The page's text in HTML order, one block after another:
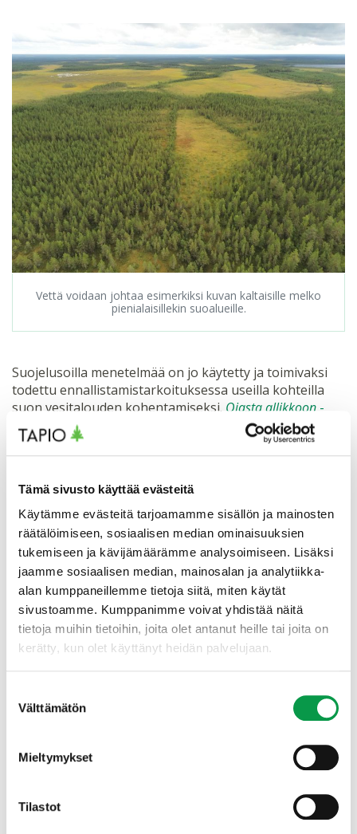
Tämä sivusto käyttää evästeitä
Käytämme evästeitä tarjoamamme sisällön ja mainosten
räätälöimiseen, sosiaalisen median ominaisuuksien
tukemiseen ja kävijämäärämme analysoimiseen. Lisäksi
jaamme sosiaalisen median, mainosalan ja analytiikka-
alan kumppaneillemme tietoja siitä, miten käytät
sivustoamme. Kumppanimme voivat yhdistää näitä
tietoja muihin tietoihin, joita olet antanut heille tai joita on
kerätty, kun olet käyttänyt heidän palvelujaan.
valinta
Välttämätön
Mieltymykset
Tilastot
Vettä voidaan johtaa esimerkiksi kuvan kaltaisille melko
pienialaisillekin suoalueille.
Suojelusoilla menetelmää on jo käytetty ja toimivaksi
todettu ennallistamistarkoituksessa useilla kohteilla
suon vesitalouden kohentamiseksi. Ojasta allikkoon -
hankkeessa
menetelmää on kehitetty myös
yksityismailla sovellettavaksi neljällä pilottikohteella
Iijoen valuma-alueella. Hankkeessa luotiin lisäksi
soveltuvista paikoista koko Suomessa. Aineisto
julkaistaan Metsäkeskuksen kartta- ja
aineistopalveluissa. Aineiston avulla suunnittelutyö ja
maastokäynnit voidaan kohdentaa sujuvasti
tärkeimpiin kohtiin. Lisäksi maanomistajat voivat etsiä
ja ehdottaa omilta mailtaan sopivia kohteita
suunnitteluun ja ennallistamiseen. Hankkeessa saadut
opit pyritään viemään laajasti käyttöön koko
Suomessa.